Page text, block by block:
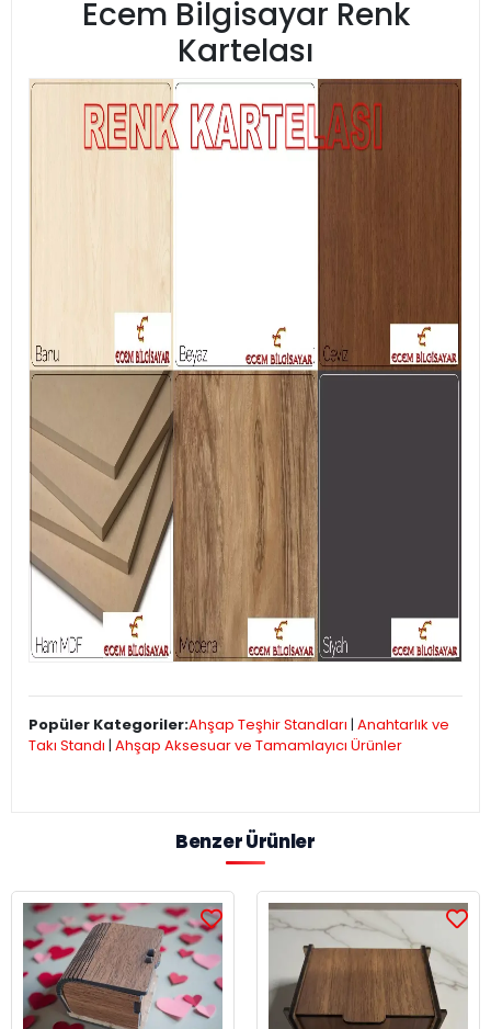
Ecem Bilgisayar Renk
Kartelası
Popüler Kategoriler:Ahşap Teşhir Standları | Anahtarlık ve
Takı Standı | Ahşap Aksesuar ve Tamamlayıcı Ürünler
Benzer Ürünler